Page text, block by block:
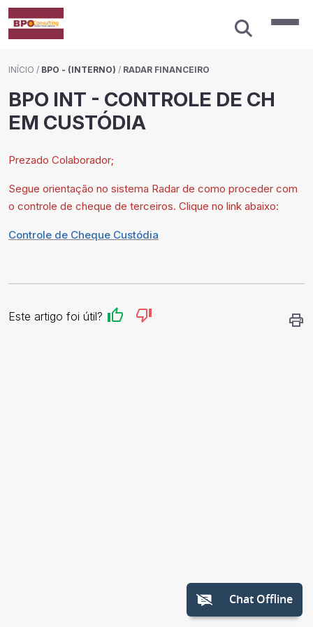
INÍCIO / BPO - (INTERNO) / RADAR FINANCEIRO
BPO INT - CONTROLE DE CH
EM CUSTÓDIA
Prezado Colaborador;
Segue orientação no sistema Radar de como proceder com
o controle de cheque de terceiros. Clique no link abaixo:
Controle de Cheque Custódia
Este artigo foi útil?
Chat Offline